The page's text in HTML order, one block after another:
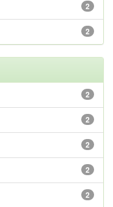
2
2
2
2
2
2
2